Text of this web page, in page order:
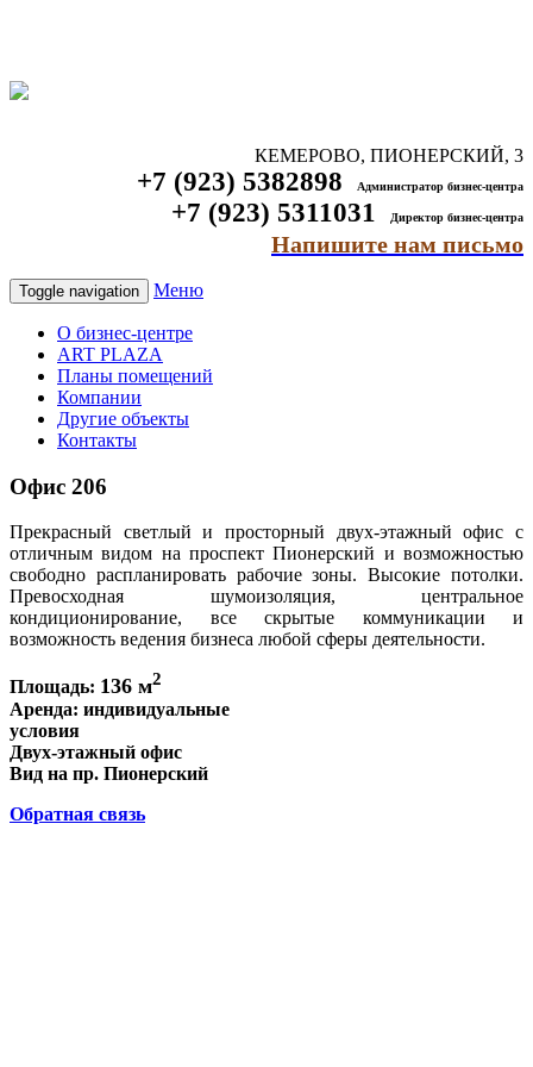
КЕМЕРОВО, ПИОНЕРСКИЙ, 3
+7 (923) 5382898 Администратор бизнес-центра
+7 (923) 5311031 Директор бизнес-центра
Напишите нам письмо
Toggle navigation Меню
О бизнес-центре
ART PLAZA
Планы помещений
Компании
Другие объекты
Контакты
Офис 206
Прекрасный светлый и просторный двух-этажный офис с
отличным видом на проспект Пионерский и возможностью
свободно распланировать рабочие зоны. Высокие потолки.
Превосходная шумоизоляция, центральное
кондиционирование, все скрытые коммуникации и
возможность ведения бизнеса любой сферы деятельности.
Площадь: 136 м2
Аренда: индивидуальные
условия
Двух-этажный офис
Вид на пр. Пионерский
Обратная связь